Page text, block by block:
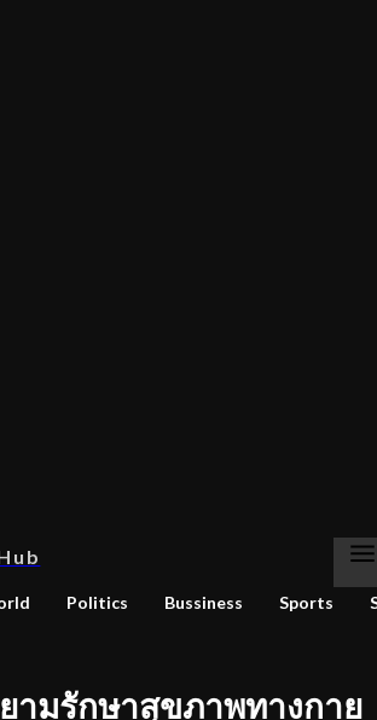
Politics Bussiness Sports
ามรักษาสุขภาพทางกาย